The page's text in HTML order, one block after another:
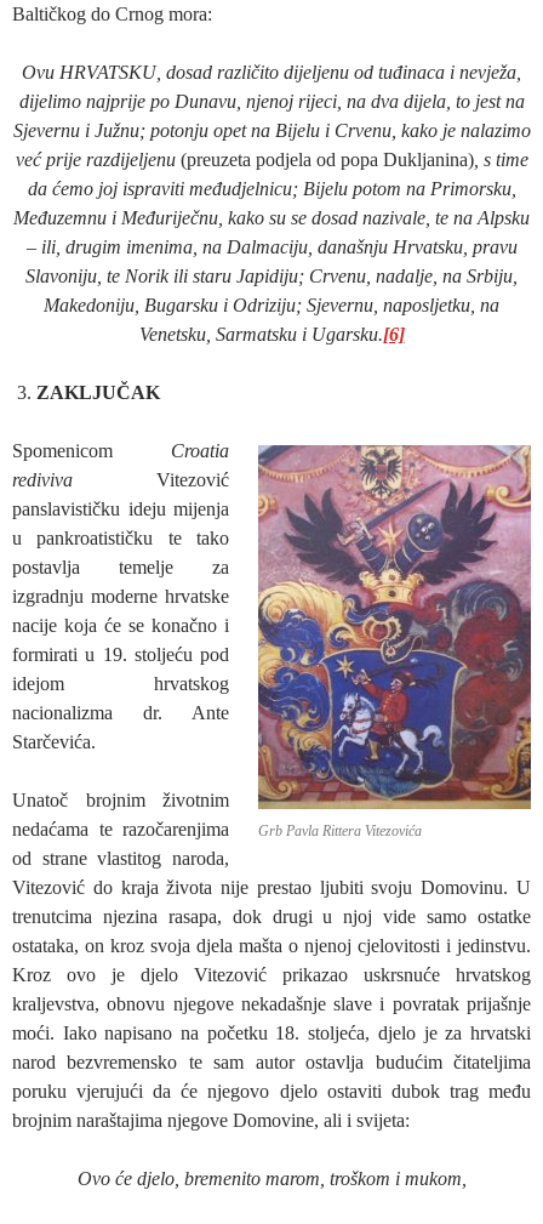
Baltičkog do Crnog mora:
Ovu HRVATSKU, dosad različito dijeljenu od tuđinaca i nevježa,
dijelimo najprije po Dunavu, njenoj rijeci, na dva dijela, to jest na
Sjevernu i Južnu; potonju opet na Bijelu i Crvenu, kako je nalazimo
već prije razdijeljenu (preuzeta podjela od popa Dukljanina), s time
da ćemo joj ispraviti međudjelnicu; Bijelu potom na Primorsku,
Međuzemnu i Međuriječnu, kako su se dosad nazivale, te na Alpsku
– ili, drugim imenima, na Dalmaciju, današnju Hrvatsku, pravu
Slavoniju, te Norik ili staru Japidiju; Crvenu, nadalje, na Srbiju,
Makedoniju, Bugarsku i Odriziju; Sjevernu, naposljetku, na
Venetsku, Sarmatsku i Ugarsku.[6]
ZAKLJUČAK
Grb Pavla Rittera Vitezovića
Spomenicom Croatia
rediviva Vitezović
panslavističku ideju mijenja
u pankroatističku te tako
postavlja temelje za
izgradnju moderne hrvatske
nacije koja će se konačno i
formirati u 19. stoljeću pod
idejom hrvatskog
nacionalizma dr. Ante
Starčevića.
Unatoč brojnim životnim
nedaćama te razočarenjima
od strane vlastitog naroda,
Vitezović do kraja života nije prestao ljubiti svoju Domovinu. U
trenutcima njezina rasapa, dok drugi u njoj vide samo ostatke
ostataka, on kroz svoja djela mašta o njenoj cjelovitosti i jedinstvu.
Kroz ovo je djelo Vitezović prikazao uskrsnuće hrvatskog
kraljevstva, obnovu njegove nekadašnje slave i povratak prijašnje
moći. Iako napisano na početku 18. stoljeća, djelo je za hrvatski
narod bezvremensko te sam autor ostavlja budućim čitateljima
poruku vjerujući da će njegovo djelo ostaviti dubok trag među
brojnim naraštajima njegove Domovine, ali i svijeta:
Ovo će djelo, bremenito marom, troškom i mukom,